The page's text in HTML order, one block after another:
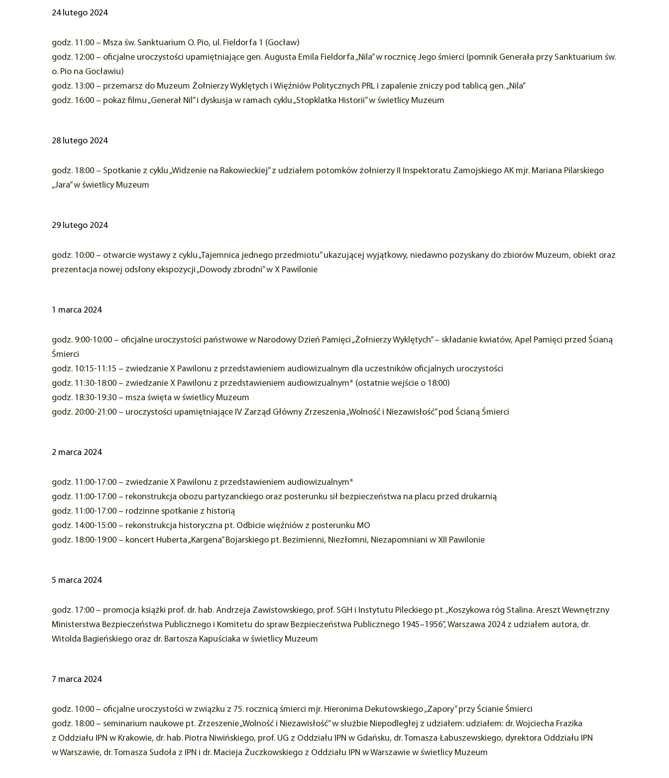
24 lutego 2024
godz. 11:00 – Msza św. Sanktuarium O. Pio, ul. Fieldorfa 1 (Gocław)
godz. 12:00 – oficjalne uroczystości upamiętniające gen. Augusta Emila Fieldorfa „Nila” w rocznicę Jego śmierci (pomnik Generała przy Sanktuarium św.
o. Pio na Gocławiu)
godz. 13:00 – przemarsz do Muzeum Żołnierzy Wyklętych i Więźniów Politycznych PRL i zapalenie zniczy pod tablicą gen. „Nila”
godz. 16:00 – pokaz filmu „Generał Nil” i dyskusja w ramach cyklu „Stopklatka Historii” w świetlicy Muzeum
28 lutego 2024
godz. 18:00 – Spotkanie z cyklu „Widzenie na Rakowieckiej” z udziałem potomków żołnierzy II Inspektoratu Zamojskiego AK mjr. Mariana Pilarskiego
„Jara” w świetlicy Muzeum
29 lutego 2024
godz. 10:00 – otwarcie wystawy z cyklu „Tajemnica jednego przedmiotu” ukazującej wyjątkowy, niedawno pozyskany do zbiorów Muzeum, obiekt oraz
prezentacja nowej odsłony ekspozycji „Dowody zbrodni” w X Pawilonie
1 marca 2024
godz. 9:00-10:00 – oficjalne uroczystości państwowe w Narodowy Dzień Pamięci „Żołnierzy Wyklętych” – składanie kwiatów, Apel Pamięci przed Ścianą
Śmierci
godz. 10:15-11:15 – zwiedzanie X Pawilonu z przedstawieniem audiowizualnym dla uczestników oficjalnych uroczystości
godz. 11:30-18:00 – zwiedzanie X Pawilonu z przedstawieniem audiowizualnym* (ostatnie wejście o 18:00)
godz. 18:30-19:30 – msza święta w świetlicy Muzeum
godz. 20:00-21:00 – uroczystości upamiętniające IV Zarząd Główny Zrzeszenia „Wolność i Niezawisłość” pod Ścianą Śmierci
2 marca 2024
godz. 11:00-17:00 – zwiedzanie X Pawilonu z przedstawieniem audiowizualnym*
godz. 11:00-17:00 – rekonstrukcja obozu partyzanckiego oraz posterunku sił bezpieczeństwa na placu przed drukarnią
godz. 11:00-17:00 – rodzinne spotkanie z historią
godz. 14:00-15:00 – rekonstrukcja historyczna pt. Odbicie więźniów z posterunku MO
godz. 18:00-19:00 – koncert Huberta „Kargena” Bojarskiego pt. Bezimienni, Niezłomni, Niezapomniani w XII Pawilonie
5 marca 2024
godz. 17:00 – promocja książki prof. dr. hab. Andrzeja Zawistowskiego, prof. SGH i Instytutu Pileckiego pt. „Koszykowa róg Stalina. Areszt Wewnętrzny
Ministerstwa Bezpieczeństwa Publicznego i Komitetu do spraw Bezpieczeństwa Publicznego 1945–1956”, Warszawa 2024 z udziałem autora, dr.
Witolda Bagieńskiego oraz dr. Bartosza Kapuściaka w świetlicy Muzeum
7 marca 2024
godz. 10:00 – oficjalne uroczystości w związku z 75. rocznicą śmierci mjr. Hieronima Dekutowskiego „Zapory” przy Ścianie Śmierci
godz. 18:00 – seminarium naukowe pt. Zrzeszenie „Wolność i Niezawisłość” w służbie Niepodległej z udziałem: udziałem: dr. Wojciecha Frazika
z Oddziału IPN w Krakowie, dr. hab. Piotra Niwińskiego, prof. UG z Oddziału IPN w Gdańsku, dr. Tomasza Łabuszewskiego, dyrektora Oddziału IPN
w Warszawie, dr. Tomasza Sudoła z IPN i dr. Macieja Żuczkowskiego z Oddziału IPN w Warszawie w świetlicy Muzeum